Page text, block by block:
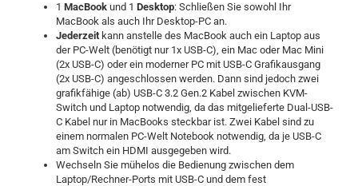
1 MacBook und 1 Desktop: Schließen Sie sowohl Ihr
MacBook als auch Ihr Desktop-PC an.
Jederzeitkann anstelle des MacBook auch ein Laptop aus
der PC-Welt (benötigt nur 1x USB-C), ein Mac oder Mac Mini
(2x USB-C) oder ein moderner PC mit USB-C Grafikausgang
(2x USB-C) angeschlossen werden. Dann sind jedoch zwei
grafikfähige (ab) USB-C 3.2 Gen.2 Kabel zwischen KVM-
Switch und Laptop notwendig, da das mitgelieferte Dual-USB-
C Kabel nur in MacBooks steckbar ist. Zwei Kabel sind zu
einem normalen PC-Welt Notebook notwendig, da je USB-C
am Switch ein HDMI ausgegeben wird.
Wechseln Sie mühelos die Bedienung zwischen dem
Laptop/Rechner-Ports mit USB-C und dem fest